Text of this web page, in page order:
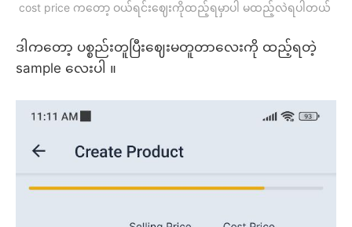
cost price ကတော့ ဝယ်ရင်းဈေးကိုထည့်ရမှာပါ မထည့်လဲရပါတယ်
ဒါကတော့ ပစ္စည်းတူပြီးဈေးမတူတာလေးကို ထည့်ရတဲ့
sample လေးပါ ။